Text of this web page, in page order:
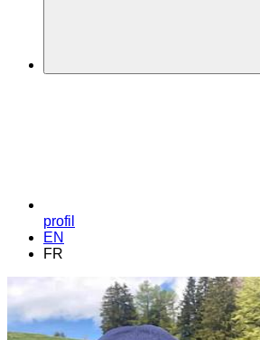
profil
EN
FR